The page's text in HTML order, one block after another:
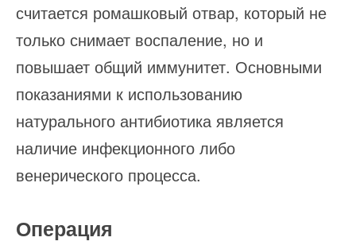
считается ромашковый отвар, который не
только снимает воспаление, но и
повышает общий иммунитет. Основными
показаниями к использованию
натурального антибиотика является
наличие инфекционного либо
венерического процесса.
Операция